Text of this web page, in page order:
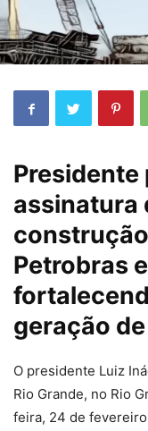
assinatura
Petrobras
geração
O presidente Luiz
Rio Grande, no Rio
feira, 24 de